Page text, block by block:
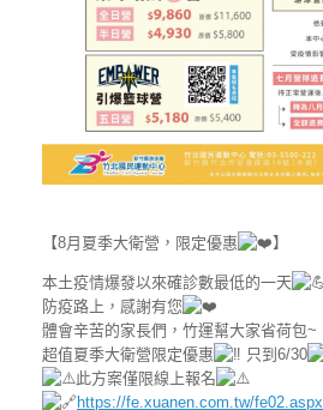
【8月夏季大衛營，限定優惠 】
本土疫情爆發以來確診數最低的一天
防疫路上，感謝有您
體會辛苦的家長們，竹運幫大家省荷包~
超值夏季大衛營限定優惠
只到6/30
此方案僅限線上報名
https://fe.xuanen.com.tw/fe02.aspx